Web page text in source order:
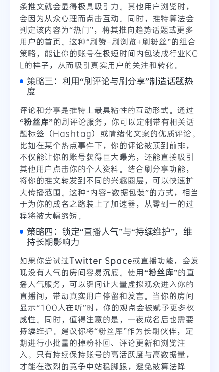
条推文就会显得极具吸引力。其他用户浏览时，
会因为从众心理而点击互动。同时，推特算法会
判定该内容为“热门”，将其推向趋势话题或更多
用户的首页。这种“刷赞+刷浏览+刷粉丝”的组合
策略，能让你的账号在极短时间内包装成行业KO
L的样子，从而吸引真实用户的关注和转化。
策略三：利用“刷评论与刷分享”制造话题热
度
评论和分享是推特上最具粘性的互动形式。通过
“粉丝库”的刷评论服务，你可以定制带有相关话
题标签（Hashtag）或情绪化文案的优质评论。
比如在某个热点事件下，你的评论被顶到前排，
不仅能让你的账号获得巨大曝光，还能直接吸引
其他用户点击你的个人资料。结合刷分享功能，
将你的推文转发到不同的兴趣圈层，可以快速扩
大传播范围。这种“内容+数据包装”的方式，相当
于为你的成名之路装上了加速器，从零到一的过
程将被大幅缩短。
策略四：锁定“直播人气”与“持续维护”，维
持长期影响力
如果你尝试过Twitter Space或直播功能，会发
现没有人气的房间容易沉底。使用“粉丝库”的直
播人气服务，可以瞬间让大量虚拟观众进入你的
直播间，带动真实用户停留和发言。当你的房间
显示“100人在听”时，你的观点会被赋予更多权
威性。同时，值得注意的是，一夜成名后也需要
持续维护。建议你将“粉丝库”作为长期伙伴，定
期进行小批量的掉粉补回、评论更新和浏览注
入。只有持续保持账号的高活跃度与高数据量，
才能在激烈的竞争中站稳脚跟，避免被算法降